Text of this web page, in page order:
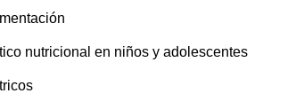
nutricional en niños y adolescentes